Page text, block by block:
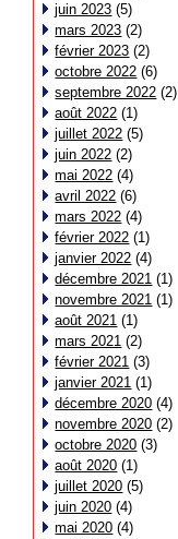
juin 2023 (5)
mars 2023 (2)
février 2023 (2)
octobre 2022 (6)
septembre 2022 (2)
août 2022 (1)
juillet 2022 (5)
juin 2022 (2)
mai 2022 (4)
avril 2022 (6)
mars 2022 (4)
février 2022 (1)
janvier 2022 (4)
décembre 2021 (1)
novembre 2021 (1)
août 2021 (1)
mars 2021 (2)
février 2021 (3)
janvier 2021 (1)
décembre 2020 (4)
novembre 2020 (2)
octobre 2020 (3)
août 2020 (1)
juillet 2020 (5)
juin 2020 (4)
mai 2020 (4)